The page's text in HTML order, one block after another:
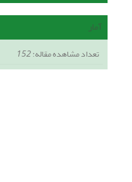
آمار
تعداد مشاهده مقاله:152